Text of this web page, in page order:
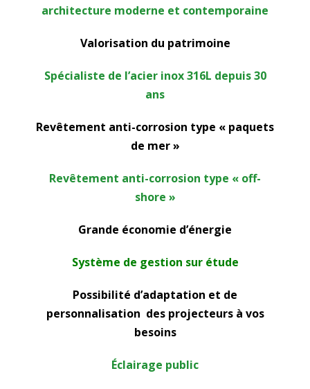
architecture moderne et contemporaine
Valorisation du patrimoine
Spécialiste de l’acier inox 316L depuis 30
ans
Revêtement anti-corrosion type « paquets
de mer »
Revêtement anti-corrosion type « off-
shore »
Grande économie d’énergie
Système de gestion sur étude
Possibilité d’adaptation et de
personnalisation des projecteurs à vos
besoins
Éclairage public